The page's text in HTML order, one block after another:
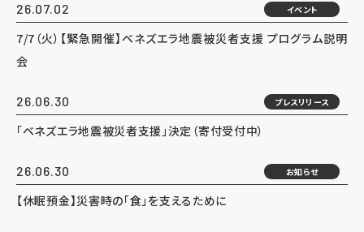
26.07.02 イベント
7/7（火）【緊急開催】ベネズエラ地震被災者支援 プログラム説明
会
26.06.30 プレスリリース
「ベネズエラ地震被災者支援」決定（寄付受付中）
26.06.30 お知らせ
【休眠預金】災害時の「食」を支えるために